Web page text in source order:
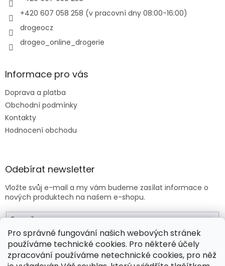
Pro správné fungování našich webových stránek
používáme technické cookies. Pro některé účely
zpracování používáme netechnické cookies, pro něž
+420 607 058 258 (v pracovní dny 08:00-16:00)
drogeocz
drogeo_online_drogerie
Informace pro vás
Doprava a platba
Obchodní podmínky
Kontakty
Hodnocení obchodu
Odebírat newsletter
Vložte svůj e-mail a my vám budeme zasílat informace o
nových produktech na našem e-shopu.
E-mail
Vložením e-mailu souhlasíte sobchodními podmínkami .